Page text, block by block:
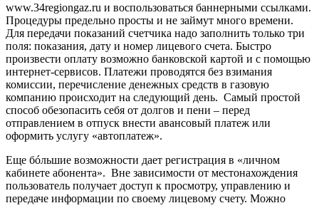
www.34regiongaz.ru и воспользоваться баннерными ссылками.
Процедуры предельно просты и не займут много времени.
Для передачи показаний счетчика надо заполнить только три
поля: показания, дату и номер лицевого счета. Быстро
произвести оплату возможно банковской картой и с помощью
интернет-сервисов. Платежи проводятся без взимания
комиссии, перечисление денежных средств в газовую
компанию происходит на следующий день. Самый простой
способ обезопасить себя от долгов и пени – перед
отправлением в отпуск внести авансовый платеж или
оформить услугу «автоплатеж».
Еще бóльшие возможности дает регистрация в «личном
кабинете абонента». Вне зависимости от местонахождения
пользователь получает доступ к просмотру, управлению и
передаче информации по своему лицевому счету. Можно